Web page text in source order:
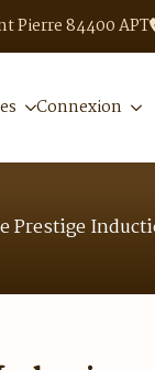
Pierre 84400 APT
Connexion
Prestige